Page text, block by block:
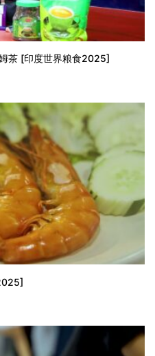
茶 [印度世界粮食2025]